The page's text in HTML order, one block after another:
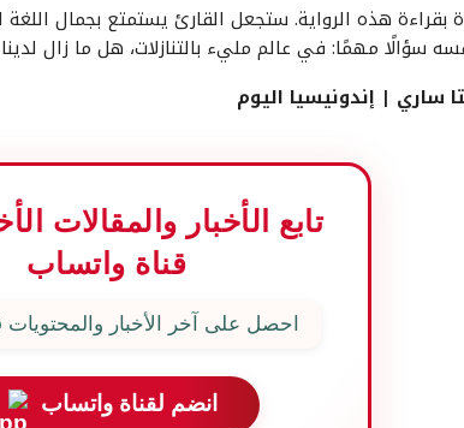
هذه الرواية. ستجعل القارئ يستمتع بجمال اللغة
سؤالًا مهمًا: في عالم مليء بالتنازلات، هل ما زال
ساري | إندونيسيا اليوم
تابع الأخبار والمقالات
قناة واتساب
احصل على آخر الأخبار
انضم لقناة واتساب